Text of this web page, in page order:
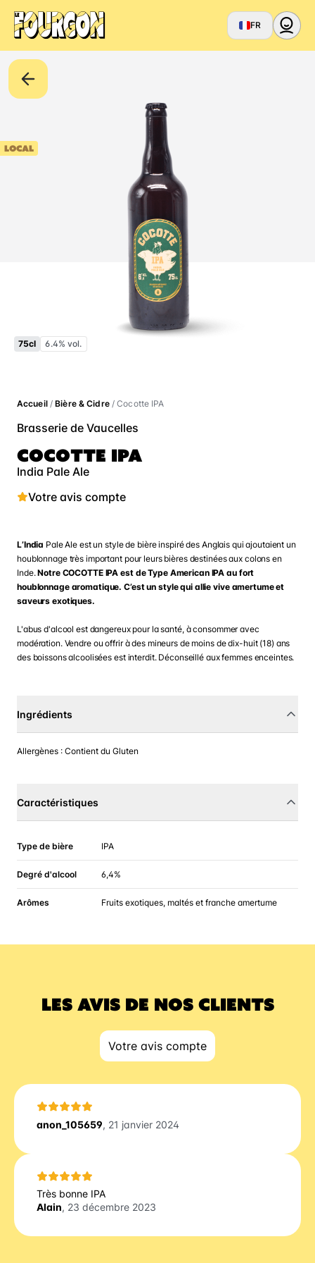
FR
LOCAL
75cl 6.4% vol.
Accueil/Bière & Cidre/ Cocotte IPA
Brasserie de Vaucelles
COCOTTE IPA
India Pale Ale
Votre avis compte
L’India Pale Ale est un style de bière inspiré des Anglais qui ajoutaient un
houblonnage très important pour leurs bières destinées aux colons en
Inde.Notre COCOTTE IPA est de Type American IPA au fort
houblonnage aromatique. C’est un style qui allie vive amertume et
saveurs exotiques.
L'abus d'alcool est dangereux pour la santé, à consommer avec
modération. Vendre ou offrir à des mineurs de moins de dix-huit (18) ans
des boissons alcoolisées est interdit. Déconseillé aux femmes enceintes.
Ingrédients
Allergènes : Contient du Gluten
Caractéristiques
Type de bière IPA
Degré d'alcool 6,4%
Arômes Fruits exotiques, maltés et franche amertume
LES AVIS DE NOS CLIENTS
Votre avis compte
anon_105659, 21 janvier 2024
Très bonne IPA
Alain, 23 décembre 2023